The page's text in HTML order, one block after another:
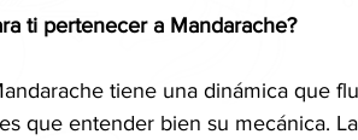
ti pertenecer a Mandarache?
tiene una dinámica que
que entender bien su mecánica.